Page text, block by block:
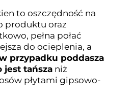
to oszczędność na
produktu oraz
pełna połać
do ocieplenia, a
przypadku poddasza
jest tańszaniż
płytami gipsowo-